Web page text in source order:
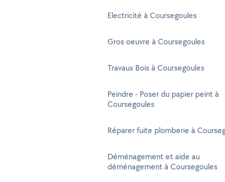
Electricité à Coursegoules
Gros oeuvre à Coursegoules
Travaux Bois à Coursegoules
Peindre - Poser du papier peint à
Coursegoules
Réparer fuite plomberie à
Déménagement et aide au
déménagement à Coursegoules